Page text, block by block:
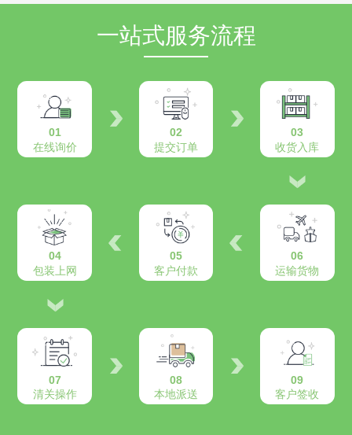
一站式服务流程
01
在线询价
02
提交订单
03
收货入库
04
包装上网
05
客户付款
06
运输货物
07
清关操作
08
本地派送
09
客户签收